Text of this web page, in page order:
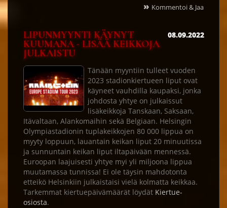
» Kommentoi & Jaa
LIPUNMYYNTI KÄYNYT
KUUMANA - LISÄÄ KEIKKOJA
JULKAISTU
08.09.2022
Tänään myyntiin tulleet vuoden
2023 stadionkiertueen liput ovat
käyneet vauhdilla kaupaksi, jonka
johdosta yhtye on julkaissut
lisäkeikkoja Tanskaan, Saksaan,
Itävaltaan, Alankomaihin sekä Belgiaan. Helsingin
Olympiastadionin tuplakeikkojen 80 000 lippua on
myyty loppuun, lauantain keikan liput 20 minuutissa
ja sunnuntain keikan liput iltapäivään mennessä.
Euroopan laajuisesti yhtye myi yli miljoona lippua
muutamassa tunnissa! Ei ole täysin mahdotonta
etteikö Helsinkiin julkaistaisi vielä kolmatta keikkaa.
Tarkemmat kiertuepäivämäärät löydät Kiertue-
osiosta.